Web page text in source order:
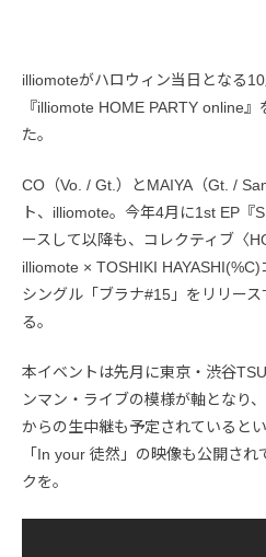
illiomoteがハロウィン当日となる
『illiomote HOME PARTY online
た。
CO（Vo. / Gt.）とMAIYA（Gt. /
ト、illiomote。今年4月に1st EP『
ースして以降も、コレクティブ〈
illiomote × TOSHIKI
シングル「ブラナ#15」をリリー
る。
本イベントは先月に東京・渋谷
ンマン・ライブの模様が軸となり
からの生中継も予定されていると
「In your 徒然」の映像も公開さ
クを。